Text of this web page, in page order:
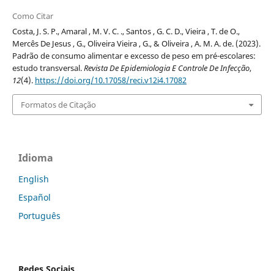
Como Citar
Costa, J. S. P., Amaral , M. V. C. ., Santos , G. C. D., Vieira , T. de O.,
Mercês De Jesus , G., Oliveira Vieira , G., & Oliveira , A. M. A. de. (2023).
Padrão de consumo alimentar e excesso de peso em pré-escolares:
estudo transversal.Revista De Epidemiologia E Controle De Infecção,
12(4). https://doi.org/10.17058/reci.v12i4.17082
Formatos de Citação
Idioma
English
Español
Português